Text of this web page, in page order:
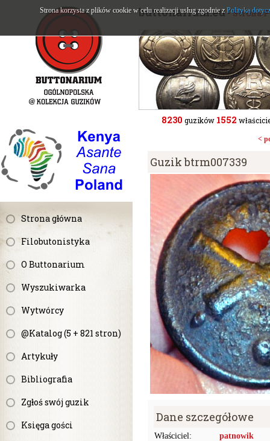
Strona główna
Filobutonistyka
O Buttonarium
Wyszukiwarka
Wytwórcy
@Katalog (5 + 821 stron)
Artykuły
Bibliografia
Zgłoś swój guzik
Księga gości
buttonarium.eu- Strona
8230 guzików 1552
<
Guzik btrm007339
Dane szczegółowe
Właściciel:
patnowik
Strona korzysta z plików cookie w celu realizacji usług zgodnie z Polityką